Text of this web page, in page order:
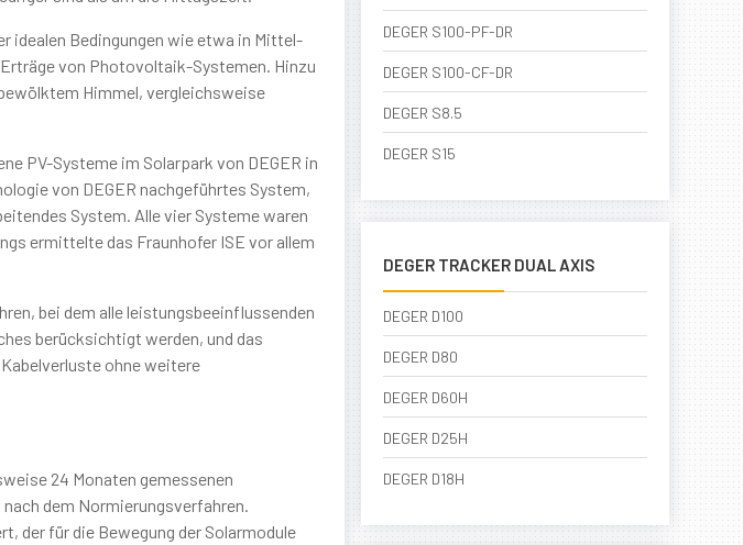
idealen Bedingungen wie etwa in Mittel-
von Photovoltaik-Systemen. Hinzu
Himmel, vergleichsweise
PV-Systeme im Solarpark von DEGER in
von DEGER nachgeführtes System,
System. Alle vier Systeme waren
ermittelte das Fraunhofer ISE vor allem
bei dem alle leistungsbeeinflussenden
berücksichtigt werden, und das
ohne weitere
24 Monaten gemessenen
dem Normierungsverfahren.
der für die Bewegung der Solarmodule
DEGER S100-PF-DR
DEGER S100-CF-DR
DEGER S8.5
DEGER S15
DEGER TRACKER DUAL AXIS
DEGER D100
DEGER D80
DEGER D60H
DEGER D25H
DEGER D18H